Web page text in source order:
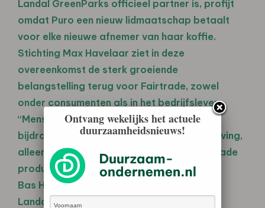
Landal GreenParks officieel partner is, profijt
omdat Puro een nieuw lidmaatschap betaalt
voor elke nieuwe afnemer van haar koffie.
Stichting Max Havelaar ziet in deze
overeenkomst de sterk groeiende
belangstelling terug voor Fairtrade, zowel
onder consumenten als in het bedrijfsleven.
“Mensen realiseren zich dat zij zélf kunnen
bijdragen aan een rechtvaardiger samenleving,
alleen al door bewust te kiezen voor Fairtrade
producten”, aldus Femke Bijlhout.
Bas Hoogland, commercieel directeur van
Landal GreenParcs: “Maatschappelijk
Ontvang wekelijks het actuele
duurzaamheidsnieuws!